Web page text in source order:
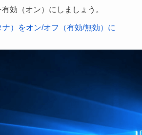
効（オン）にしましょう。
）をオン/オフ（有効/無効）に